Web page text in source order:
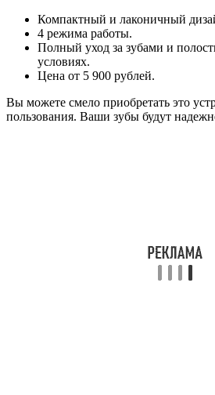
Компактный и лаконичный
4 режима работы.
Полный уход за зубами и
условиях.
Цена от 5 900 рублей.
Вы можете смело приобретать это
пользования. Ваши зубы будут